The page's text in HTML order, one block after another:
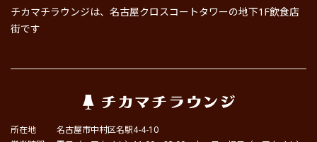
チカマチラウンジは、名古屋クロスコートタワーの地下1F飲食店
街です
所在地
名古屋市中村区名駅4-4-10